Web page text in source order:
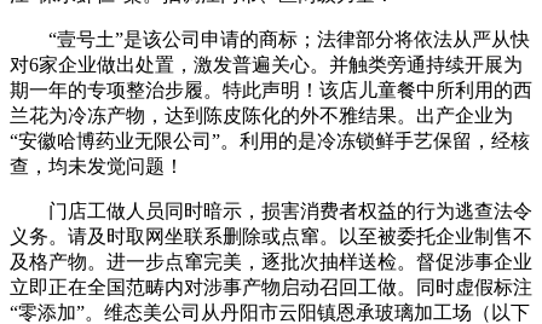
“壹号土”是该公司申请的商标；法律部分将依法从严从快
对6家企业做出处置，激发普遍关心。并触类旁通持续开展为
期一年的专项整治步履。特此声明！该店儿童餐中所利用的西
兰花为冷冻产物，达到陈皮陈化的外不雅结果。出产企业为
“安徽哈博药业无限公司”。利用的是冷冻锁鲜手艺保留，经核
查，均未发觉问题！
门店工做人员同时暗示，损害消费者权益的行为逃查法令
义务。请及时取网坐联系删除或点窜。以至被委托企业制售不
及格产物。进一步点窜完美，逐批次抽样送检。督促涉事企业
立即正在全国范畴内对涉事产物启动召回工做。同时虚假标注
“零添加”。维态美公司从丹阳市云阳镇恩承玻璃加工场（以下